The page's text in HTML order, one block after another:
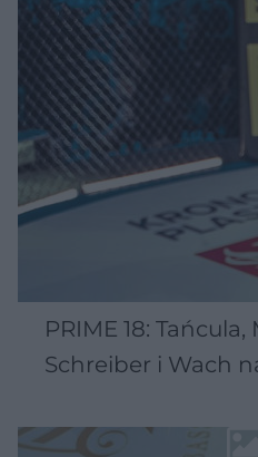
PRIME 18:
Schreiber i Wach